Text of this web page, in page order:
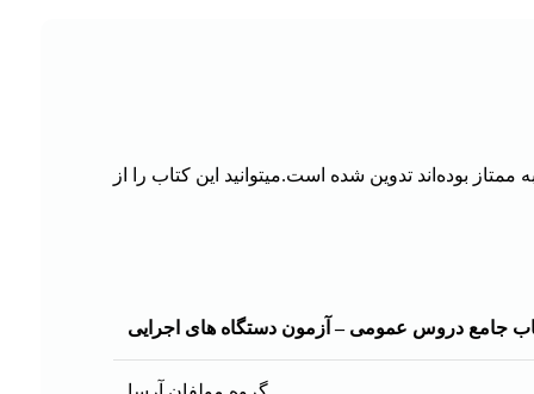
بوده‌اند تدوین شده است.میتوانید این کتاب را از
جامع دروس عمومی – آزمون دستگاه های اجرایی